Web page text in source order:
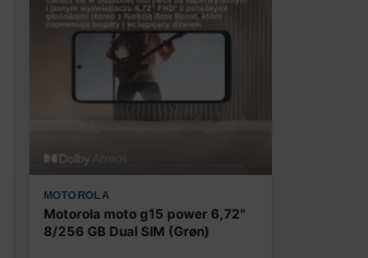
MOTOROLA
Motorola moto g15 power 6,72"
8/256 GB Dual SIM (Grøn)